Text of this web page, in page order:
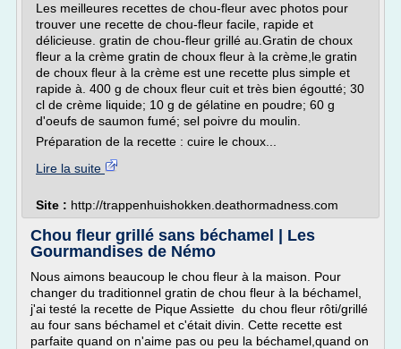
Les meilleures recettes de chou-fleur avec photos pour
trouver une recette de chou-fleur facile, rapide et
délicieuse. gratin de chou-fleur grillé au.Gratin de choux
fleur a la crème gratin de choux fleur à la crème,le gratin
de choux fleur à la crème est une recette plus simple et
rapide à. 400 g de choux fleur cuit et très bien égoutté; 30
cl de crème liquide; 10 g de gélatine en poudre; 60 g
d'oeufs de saumon fumé; sel poivre du moulin.
Préparation de la recette : cuire le choux...
Lire la suite
Site : http://trappenhuishokken.deathormadness.com
Chou fleur grillé sans béchamel | Les
Gourmandises de Némo
Nous aimons beaucoup le chou fleur à la maison. Pour
changer du traditionnel gratin de chou fleur à la béchamel,
j'ai testé la recette de Pique Assiette du chou fleur rôti/grillé
au four sans béchamel et c'était divin. Cette recette est
parfaite quand on n'aime pas ou peu la béchamel,quand on